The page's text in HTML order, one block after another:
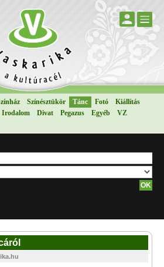
Színésztükör Tánc Fotó
Kiállítás
Irodalom Divat Pegazus Egyéb
VZ